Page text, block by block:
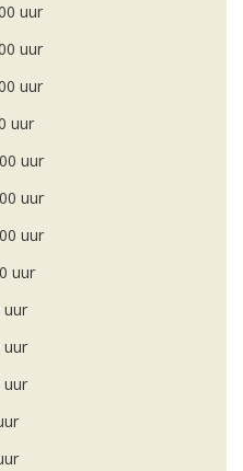
uur
uur
uur
uur
uur
uur
uur
uur
uur
uur
uur